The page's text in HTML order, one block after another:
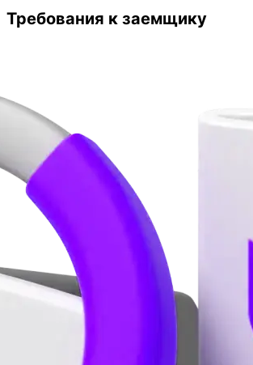
Требования к заемщику